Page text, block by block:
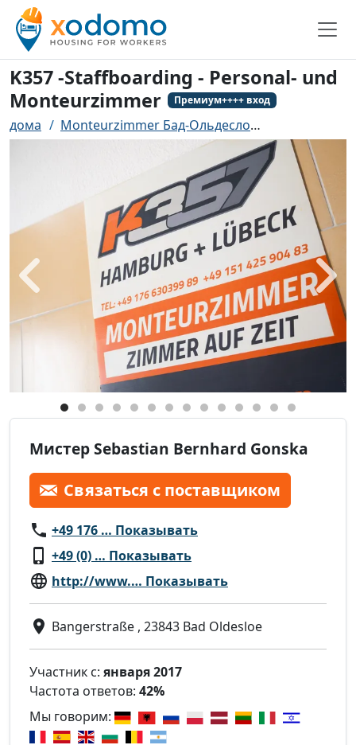
K357 -Staffboarding - Personal- und
Monteurzimmer
Премиум++++ вход
дома Monteurzimmer Бад-Ольдесло
назад
Мистер Sebastian Bernhard Gonska
Связаться с поставщиком
+49 176 … Показывать
+49 (0) … Показывать
http://www.… Показывать
Bangerstraße , 23843 Bad Oldesloe
Участник с: января 2017
Частота ответов: 42%
Мы говорим: